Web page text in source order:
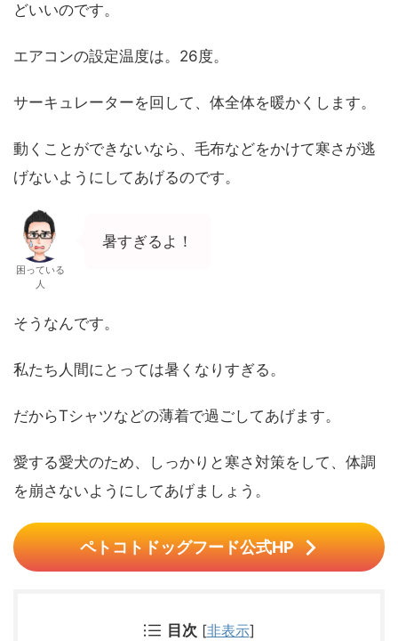
どいいのです。
エアコンの設定温度は。26度。
サーキュレーターを回して、体全体を暖かくします。
動くことができないなら、毛布などをかけて寒さが逃
げないようにしてあげるのです。
困っている
人
暑すぎるよ！
そうなんです。
私たち人間にとっては暑くなりすぎる。
だからTシャツなどの薄着で過ごしてあげます。
愛する愛犬のため、しっかりと寒さ対策をして、体調
を崩さないようにしてあげましょう。
ペトコトドッグフード公式HP
目次 [非表示]